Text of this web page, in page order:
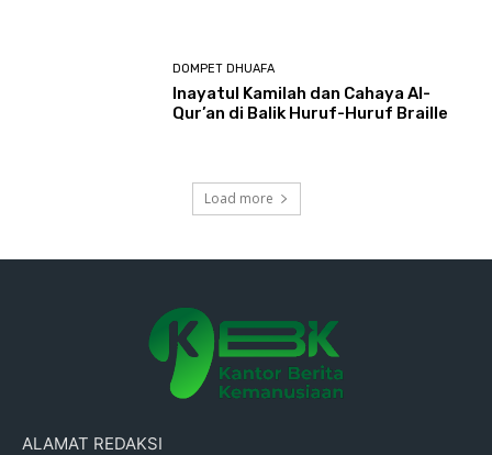
DOMPET DHUAFA
Inayatul Kamilah dan Cahaya Al-
Qur’an di Balik Huruf-Huruf Braille
Load more
ALAMAT REDAKSI